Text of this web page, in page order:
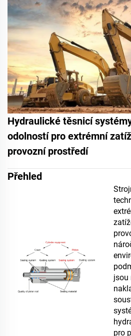
Hydraulické těsnicí
odolností pro extrémní
provozní prostředí
Přehled
jsou
pro